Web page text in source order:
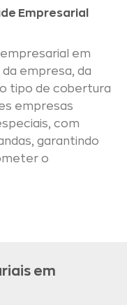
Empresarial
em
empresa, da
tipo de cobertura
empresas
com
garantindo
o
em